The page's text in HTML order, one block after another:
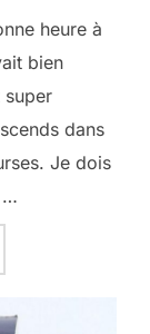
heure à
bien
super
dans
Je dois
…